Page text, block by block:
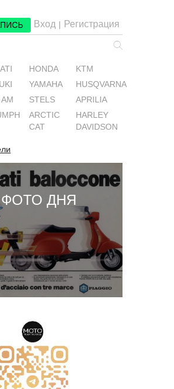
Вход | Регистрация
HONDA
KTM
YAMAHA
HUSQVARNA
STELS
APRILIA
ARCTIC
CAT
HARLEY
DAVIDSON
ФОТО ДНЯ